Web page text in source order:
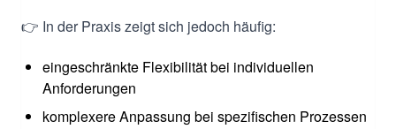
👉 In der Praxis zeigt sich jedoch häufig:
eingeschränkte Flexibilität bei individuellen
Anforderungen
komplexere Anpassung bei spezifischen Prozessen